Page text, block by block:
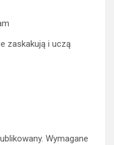
zaskakują i uczą
Wymagane